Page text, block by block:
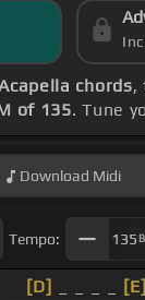
chords,
of 135. Tune
Download Midi
Tempo: 135
[D] [E]